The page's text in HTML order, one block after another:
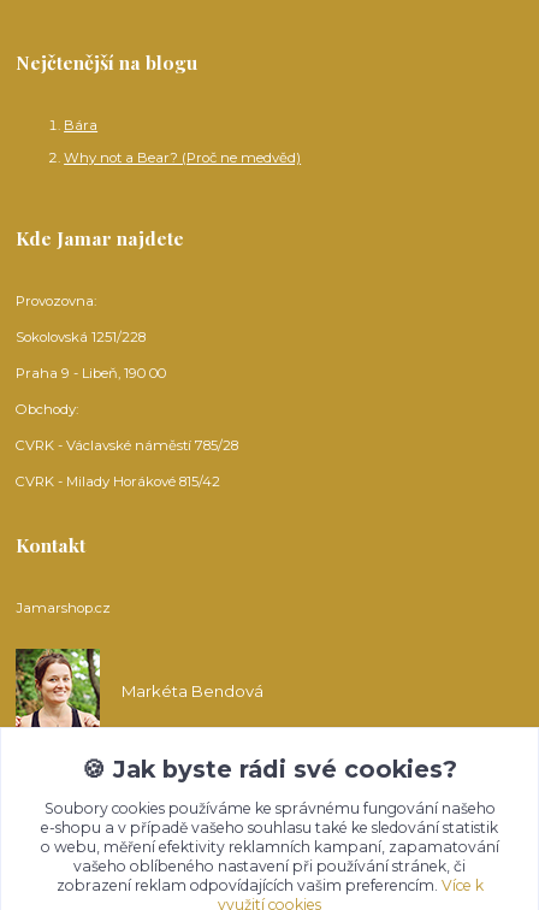
Nejčtenější na blogu
Bára
Why not a Bear? (Proč ne medvěd)
Kde Jamar najdete
Provozovna:
Sokolovská 1251/228
Praha 9 - Libeň, 190 00
Obchody:
CVRK - Václavské náměstí 785/28
CVRK - Milady Horákové 815/42
Kontakt
Jamarshop.cz
Markéta Bendová
info@jamarshop.cz
🍪 Jak byste rádi své cookies?
Soubory cookies používáme ke správnému fungování našeho
e-shopu a v případě vašeho souhlasu také ke sledování statistik
o webu, měření efektivity reklamních kampaní, zapamatování
vašeho oblíbeného nastavení při používání stránek, či
zobrazení reklam odpovídajících vašim preferencím. Více k
využití cookies